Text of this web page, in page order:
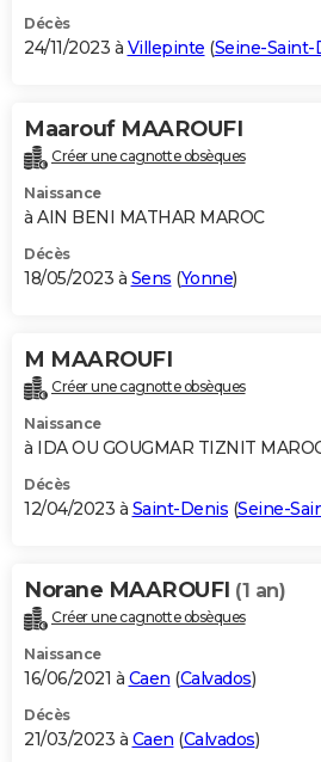
Décès
24/11/2023 à Villepinte (Seine-Saint-
Maarouf MAAROUFI
Créer une cagnotte obsèques
Naissance
à AIN BENI MATHAR MAROC
Décès
18/05/2023 à Sens (Yonne)
M MAAROUFI
Créer une cagnotte obsèques
Naissance
à IDA OU GOUGMAR TIZNIT
Décès
12/04/2023 à Saint-Denis (Seine-
Norane MAAROUFI (1 an)
Créer une cagnotte obsèques
Naissance
16/06/2021 à Caen (Calvados)
Décès
21/03/2023 à Caen (Calvados)